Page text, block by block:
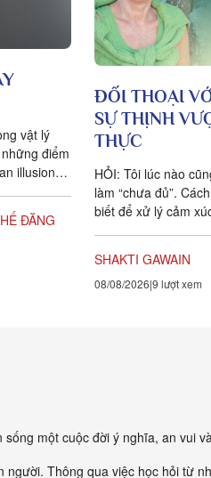
vật lý
điểm
illusion?
ĐĂNG
ĐỐI THOẠI
SỰ THỊNH
THỰC
HỎI: Tôi lúc nào
làm “chưa đủ”.
biết để xử lý cảm
SHAKTI GAWAIN
08/08/2026 9 lượt xem
một cuộc đời ý nghĩa, an vui
Thông qua việc học hỏi